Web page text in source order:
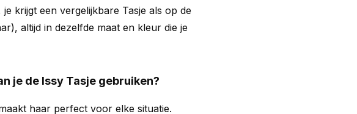
je krijgt een vergelijkbare Tasje als op de
altijd in dezelfde maat en kleur die je
je de Issy Tasje gebruiken?
haar perfect voor elke situatie.